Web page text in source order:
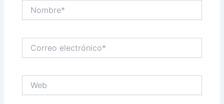
electrónico*